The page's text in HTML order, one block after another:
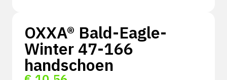
OXXA® Bald-Eagle-
Winter 47-166
handschoen